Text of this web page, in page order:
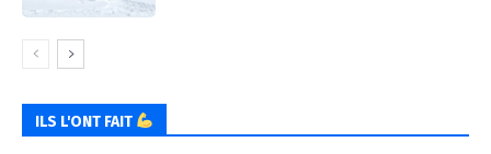
ILS L'ONT FAIT